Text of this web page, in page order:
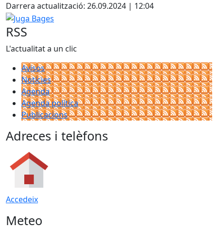
Darrera actualització: 26.09.2024 | 12:04
Juga Bages
RSS
L'actualitat a un clic
Avisos
Notícies
Agenda
Agenda política
Publicacions
Adreces i telèfons
Accedeix
Meteo